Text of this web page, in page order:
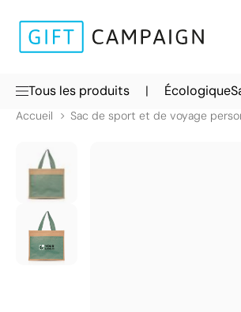
Tous les produits | Écologique
Accueil Sac de sport et de voyage